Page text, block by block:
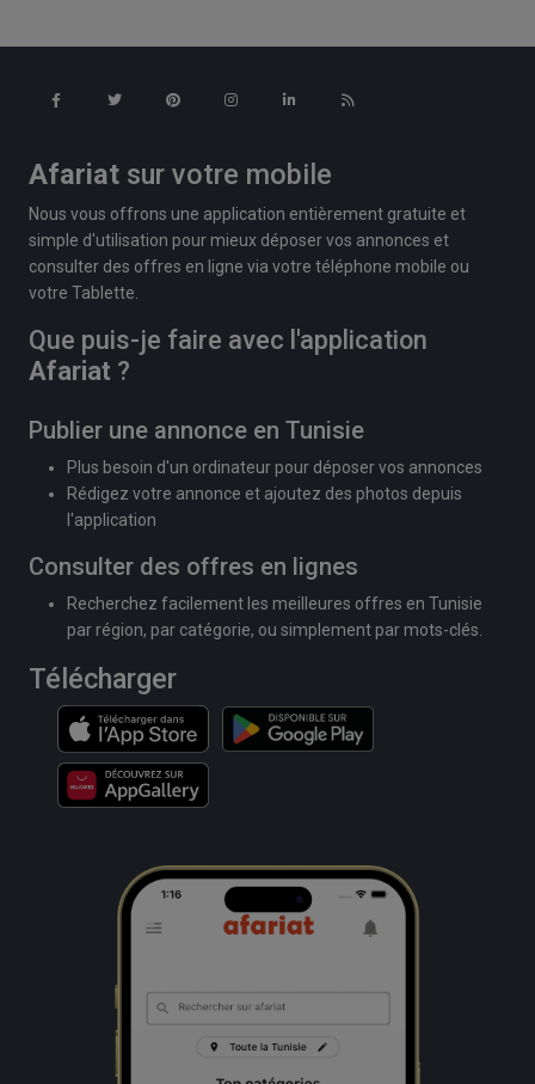
Afariat sur votre mobile
Nous vous offrons une application entièrement gratuite et
simple d'utilisation pour mieux déposer vos annonces et
consulter des offres en ligne via votre téléphone mobile ou
votre Tablette.
Que puis-je faire avec l'application
Afariat ?
Publier une annonce en Tunisie
Plus besoin d'un ordinateur pour déposer vos annonces
Rédigez votre annonce et ajoutez des photos depuis
l'application
Consulter des offres en lignes
Recherchez facilement les meilleures offres en Tunisie
par région, par catégorie, ou simplement par mots-clés.
Télécharger